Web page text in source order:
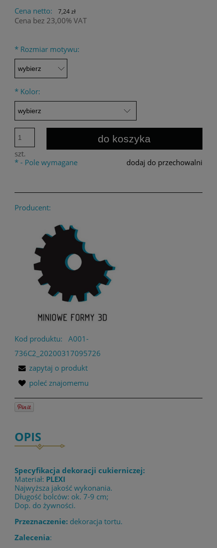
Cena netto:
7,24 zł
Cena bez 23,00% VAT
* Rozmiar motywu:
* Kolor:
szt.
do koszyka
dodaj do przechowalni
* - Pole wymagane
Producent:
Kod produktu:
A001-
736C2_20200317095726
zapytaj o produkt
poleć znajomemu
OPIS
Specyfikacja dekoracji cukierniczej:
Materiał: PLEXI
Najwyższa jakość wykonania.
Długość bolców: ok. 7-9 cm;
Dop. do żywności.
Przeznaczenie: dekoracja tortu.
Zalecenia: